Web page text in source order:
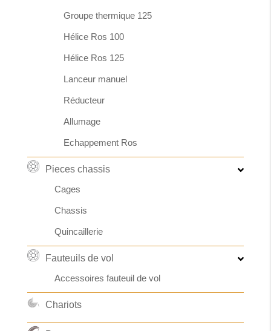
Groupe thermique 125
Hélice Ros 100
Hélice Ros 125
Lanceur manuel
Réducteur
Allumage
Echappement Ros
Pieces chassis
Cages
Chassis
Quincaillerie
Fauteuils de vol
Accessoires fauteuil de vol
Chariots